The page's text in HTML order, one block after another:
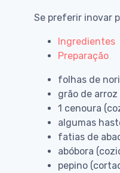
Se preferir inovar
Ingredientes
Preparação
folhas de
grão de arroz
1 cenoura
algumas
fatias de
abóbora
pepino